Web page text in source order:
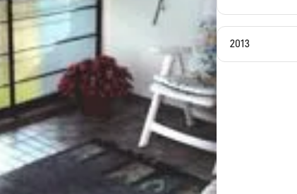
2013